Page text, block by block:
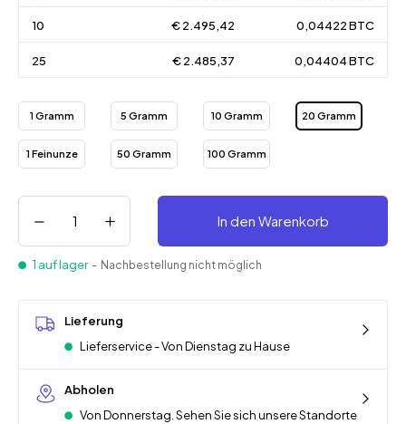
10 € 2.495,42 0,04422 BTC
25 € 2.485,37 0,04404 BTC
1 Gramm 5 Gramm 10 Gramm 20 Gramm
1 Feinunze 50 Gramm 100 Gramm
In den Warenkorb
1 auf lager - Nachbestellung nicht möglich
Lieferung
Lieferservice - Von Dienstag zu Hause
Abholen
Von Donnerstag. Sehen Sie sich unsere Standorte